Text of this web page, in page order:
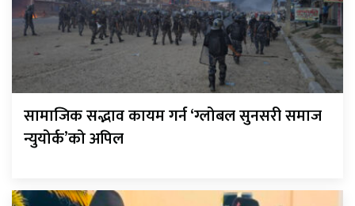
सामाजिक सद्भाव कायम गर्न ‘ग्लोबल सुनसरी समाज
न्युयोर्क’को अपिल